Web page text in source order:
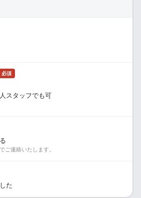
必須
スタッフでも可
ご連絡いたします。
た